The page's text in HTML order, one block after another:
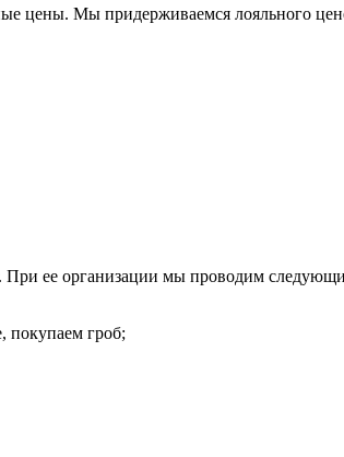
цены. Мы придерживаемся лояльного
При ее организации мы проводим
покупаем гроб;